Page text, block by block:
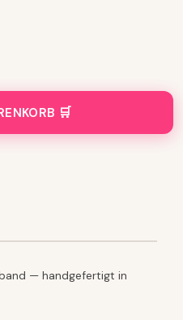
— handgefertigt in